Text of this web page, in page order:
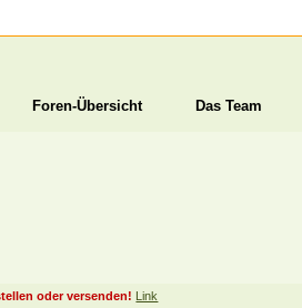
Foren-Übersicht Das Team
oder versenden! Link